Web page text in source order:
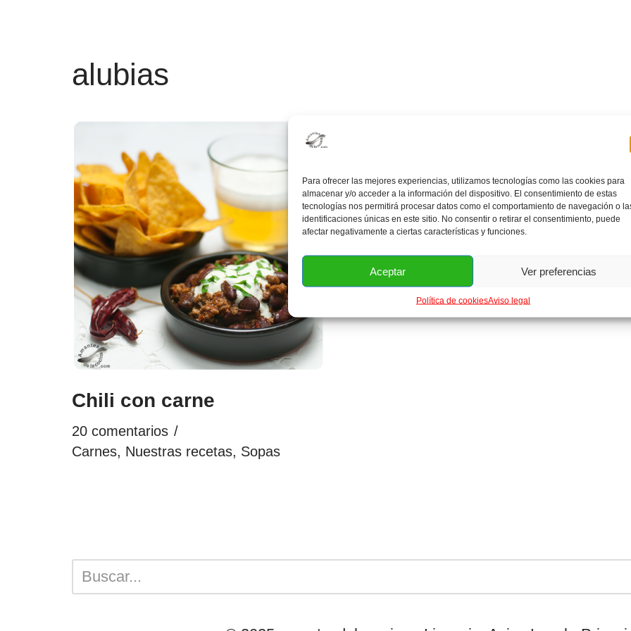
Para ofrecer las mejores experiencias, utilizamos tecnologías como las cookies para
almacenar y/o acceder a la información del dispositivo. El consentimiento de estas
tecnologías nos permitirá procesar datos como el comportamiento de navegación o
identificaciones únicas en este sitio. No consentir o retirar el consentimiento, puede
afectar negativamente a ciertas características y funciones.
Aceptar Ver preferencias
Política de cookiesAviso legal
alubias
Chili con carne
20 comentarios
Carnes, Nuestras recetas, Sopas